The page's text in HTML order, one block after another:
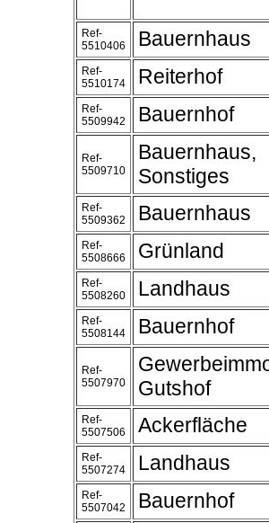
Ref-
5510406
Bauernhaus
Ref-
5510174
Reiterhof
Ref-
5509942
Bauernhof
Ref-
5509710
Bauernhaus,
Sonstiges
Ref-
5509362
Bauernhaus
Ref-
5508666
Grünland
Ref-
5508260
Landhaus
Ref-
5508144
Bauernhof
Ref-
5507970
Gutshof
Ref-
5507506
Ackerfläche
Ref-
5507274
Landhaus
Ref-
5507042
Bauernhof